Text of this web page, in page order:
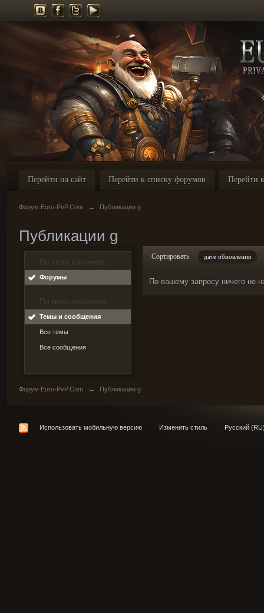
Перейти на сайт Перейти к списку форумов Перейти
Форум Euro-PvP.Com → Публикации g
Публикации g
По типу контента
Форумы
По пользователю
Темы и сообщения
Все темы
Все сообщения
Сортировать дате обновления
По вашему запросу ничего не
Форум Euro-PvP.Com → Публикации g
Использовать мобильную версию Изменить стиль Русский